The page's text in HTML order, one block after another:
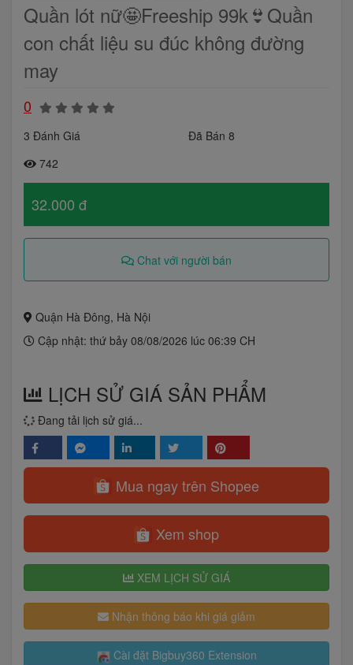
Quần lót nữ🤩Freeship 99k👙Quần
con chất liệu su đúc không đường
may
0
3 Đánh Giá
Đã Bán 8
742
32.000 đ
Chat với người bán
Quận Hà Đông, Hà Nội
Cập nhật: thứ bảy 08/08/2026 lúc 06:39 CH
LỊCH SỬ GIÁ SẢN PHẨM
Đang tải lịch sử giá...
Mua ngay trên Shopee
Xem shop
XEM LỊCH SỬ GIÁ
Nhận thông báo khi giá giảm
Cài đặt Bigbuy360 Extension